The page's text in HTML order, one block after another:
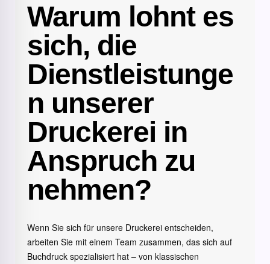
Warum lohnt es
sich, die
Dienstleistunge
n unserer
Druckerei in
Anspruch zu
nehmen?
Wenn Sie sich für unsere Druckerei entscheiden,
arbeiten Sie mit einem Team zusammen, das sich auf
Buchdruck spezialisiert hat – von klassischen